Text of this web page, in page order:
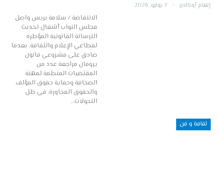
إلهام أوكادير 7 يوليو, 2026
الانتفاضة / سلامة بريس واصل
مجلس النواب أشغال تحديث
الترسانة القانونية المؤطرة
لقطاعي الإعلام والثقافة، بعدما
صادق على مشروعي قانون
يرومان مراجعة عدد من
المقتضيات المنظمة لمهنة
الصحافة وحماية حقوق المؤلف
والحقوق المجاورة، في ظل
التحولات…
ثقافة و فن